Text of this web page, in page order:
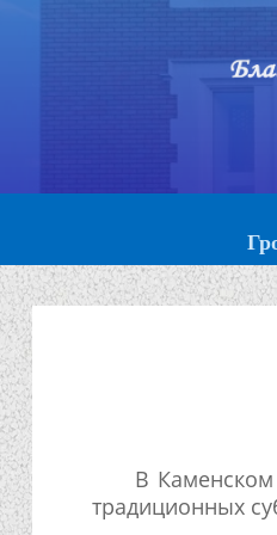
В Каменском
традиционных